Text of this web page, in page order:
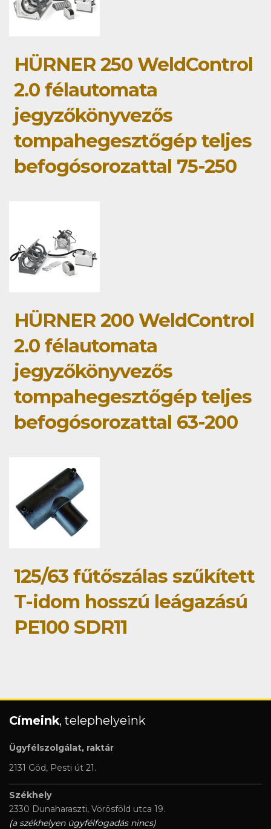
HÜRNER 250 WeldControl
2.0 félautomata
jegyzőkönyvezős
tompahegesztőgép teljes
befogósorozattal 75-250
HÜRNER 200 WeldControl
2.0 félautomata
jegyzőkönyvezős
tompahegesztőgép teljes
befogósorozattal 63-200
125/63 fűtőszálas szűkített
T-idom hosszú leágazású
PE100 SDR11
Címeink, telephelyeink
Ügyfélszolgálat, raktár
2131 Göd, Pesti út 21.
Székhely
2330 Dunaharaszti, Vörösföld utca 19.
(a székhelyen ügyfélfogadás nincs)